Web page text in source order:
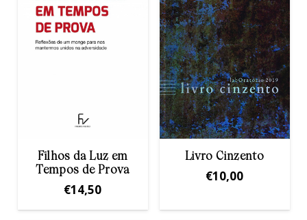
Filhos da Luz em
Tempos de Prova
€14,50
Livro Cinzento
€10,00